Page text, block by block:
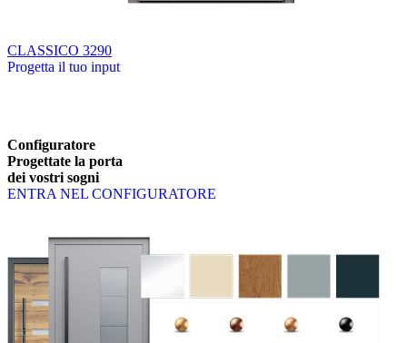
CLASSICO 3290
Progetta il tuo input
Configuratore
Progettate la porta
dei vostri sogni
ENTRA NEL CONFIGURATORE